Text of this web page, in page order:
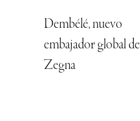
Dembélé, nuevo
embajador global de
Zegna